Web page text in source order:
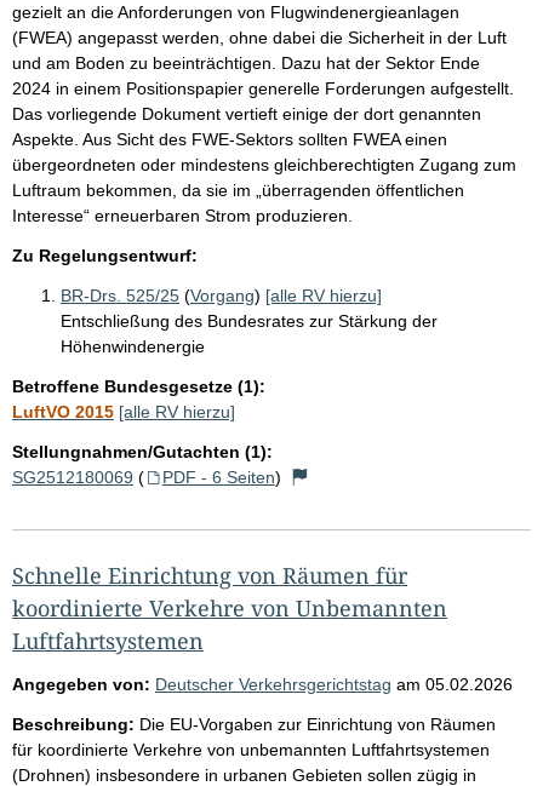
gezielt an die Anforderungen von Flugwindenergieanlagen
(FWEA) angepasst werden, ohne dabei die Sicherheit in der Luft
und am Boden zu beeinträchtigen. Dazu hat der Sektor Ende
2024 in einem Positionspapier generelle Forderungen aufgestellt.
Das vorliegende Dokument vertieft einige der dort genannten
Aspekte. Aus Sicht des FWE-Sektors sollten FWEA einen
übergeordneten oder mindestens gleichberechtigten Zugang zum
Luftraum bekommen, da sie im „überragenden öffentlichen
Interesse“ erneuerbaren Strom produzieren.
Zu Regelungsentwurf:
BR-Drs. 525/25 (Vorgang) [alle RV hierzu]
Entschließung des Bundesrates zur Stärkung der
Höhenwindenergie
Betroffene Bundesgesetze (1):
LuftVO 2015 [alle RV hierzu]
Stellungnahmen/Gutachten (1):
SG2512180069 ( PDF - 6 Seiten)
Schnelle Einrichtung von Räumen für
koordinierte Verkehre von Unbemannten
Luftfahrtsystemen
Angegeben von: Deutscher Verkehrsgerichtstag am 05.02.2026
Beschreibung: Die EU-Vorgaben zur Einrichtung von Räumen
für koordinierte Verkehre von unbemannten Luftfahrtsystemen
(Drohnen) insbesondere in urbanen Gebieten sollen zügig in